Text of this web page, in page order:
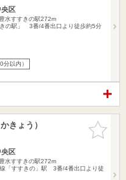
区
豊水すすきの駅272m
の駅」 3番/4番出口より徒歩約5分
分以内）
お気に入
りに追加
きょう）
区
豊水すすきの駅272m
「すすきの」駅 3番/4番出口より徒